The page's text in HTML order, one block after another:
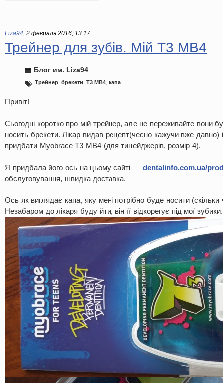
Liza94, 2 февраля 2016, 13:17
Трейнер для зубів. Мій Т3 МВ4
Блог им. Liza94
Трейнер брекети Т3 МВ4 капа
Привіт!
Сьогодні коротко про мій трейнер, але не переживайте вони
носить брекети. Лікар видав рецепт(чесно кажучи вже давно)
придбати Myobrace Т3 МВ4 (для тинейджерів, розмір 4).
Я придбала його ось на цьому сайті — dentalinfo.com.ua/
обслуговування, швидка доставка.
Ось як виглядає капа, яку мені потрібно буде носити
Незабаром до лікаря буду йти, він її відкорегує під мої зубики.